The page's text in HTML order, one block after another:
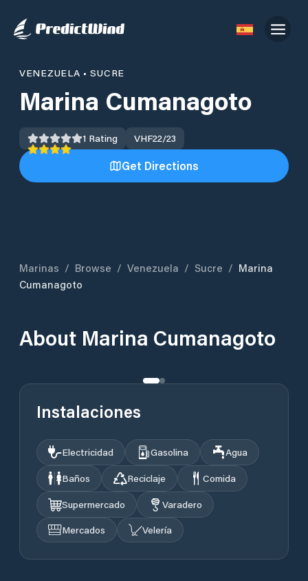
VENEZUELA •SUCRE
Marina Cumanagoto
1 Rating VHF22/23
Get Directions
Marinas / Browse / Venezuela / Sucre / Marina
Cumanagoto
About Marina Cumanagoto
Instalaciones
Electricidad Gasolina
Agua
Baños
Reciclaje
Comida
Supermercado
Varadero
Mercados
Velería